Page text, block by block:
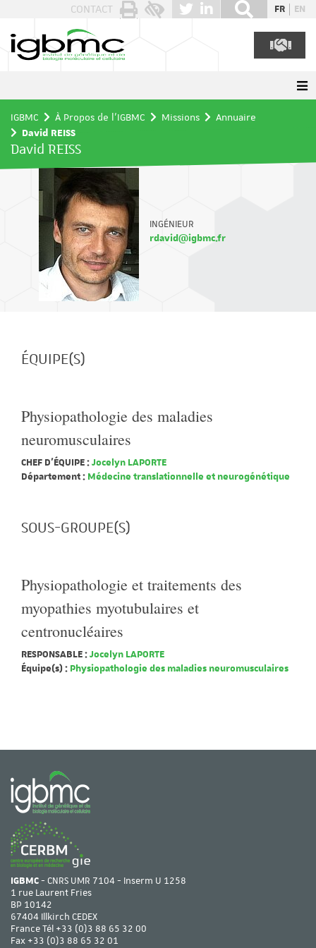
CONTACT FR EN
IGBMC À Propos de l'IGBMC Missions
Annuaire
David REISS
David REISS
INGÉNIEUR
rdavid@igbmc.fr
ÉQUIPE(S)
Physiopathologie des maladies
neuromusculaires
CHEF D'ÉQUIPE :Jocelyn LAPORTE
Département : Médecine translationnelle et neurogénétique
SOUS-GROUPE(S)
Physiopathologie et traitements des
myopathies myotubulaires et
centronucléaires
RESPONSABLE :Jocelyn LAPORTE
Équipe(s) : Physiopathologie des maladies neuromusculaires
IGBMC- CNRS UMR 7104 - Inserm U 1258
1 rue Laurent Fries
BP 10142
67404 Illkirch CEDEX
France Tél +33 (0)3 88 65 32 00
Fax +33 (0)3 88 65 32 01
Panneau de gestion des cookies